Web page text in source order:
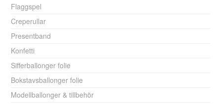
Flaggspel
Creperullar
Presentband
Konfetti
Sifferballonger folie
Bokstavsballonger folie
Modellballonger & tillbehör